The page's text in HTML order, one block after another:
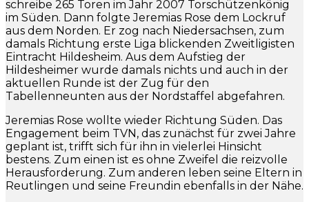
schreibe 265 Toren im Jahr 2007 Torschützenkönig
im Süden. Dann folgte Jeremias Rose dem Lockruf
aus dem Norden. Er zog nach Niedersachsen, zum
damals Richtung erste Liga blickenden Zweitligisten
Eintracht Hildesheim. Aus dem Aufstieg der
Hildesheimer wurde damals nichts und auch in der
aktuellen Runde ist der Zug für den
Tabellenneunten aus der Nordstaffel abgefahren.
Jeremias Rose wollte wieder Richtung Süden. Das
Engagement beim TVN, das zunächst für zwei Jahre
geplant ist, trifft sich für ihn in vielerlei Hinsicht
bestens. Zum einen ist es ohne Zweifel die reizvolle
Herausforderung. Zum anderen leben seine Eltern in
Reutlingen und seine Freundin ebenfalls in der Nähe.